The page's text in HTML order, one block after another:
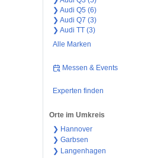
❯ Audi Q5 (6)
❯ Audi Q7 (3)
❯ Audi TT (3)
Alle Marken
Messen & Events
Experten finden
Orte im Umkreis
❯ Hannover
❯ Garbsen
❯ Langenhagen